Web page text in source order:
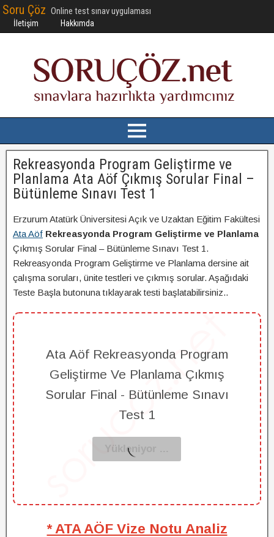
Soru Çöz Online test sınav uygulaması
İletişim Hakkımda
Rekreasyonda Program Geliştirme ve
Planlama Ata Aöf Çıkmış Sorular Final –
Bütünleme Sınavı Test 1
Erzurum Atatürk Üniversitesi Açık ve Uzaktan Eğitim Fakültesi
Ata Aöf Rekreasyonda Program Geliştirme ve Planlama
Çıkmış Sorular Final – Bütünleme Sınavı Test 1.
Rekreasyonda Program Geliştirme ve Planlama dersine ait
çalışma soruları, ünite testleri ve çıkmış sorular. Aşağıdaki
Teste Başla butonuna tıklayarak testi başlatabilirsiniz..
Ata Aöf Rekreasyonda Program
Geliştirme Ve Planlama Çıkmış
Sorular Final - Bütünleme Sınavı
Test 1
* ATA AÖF Vize Notu Analiz